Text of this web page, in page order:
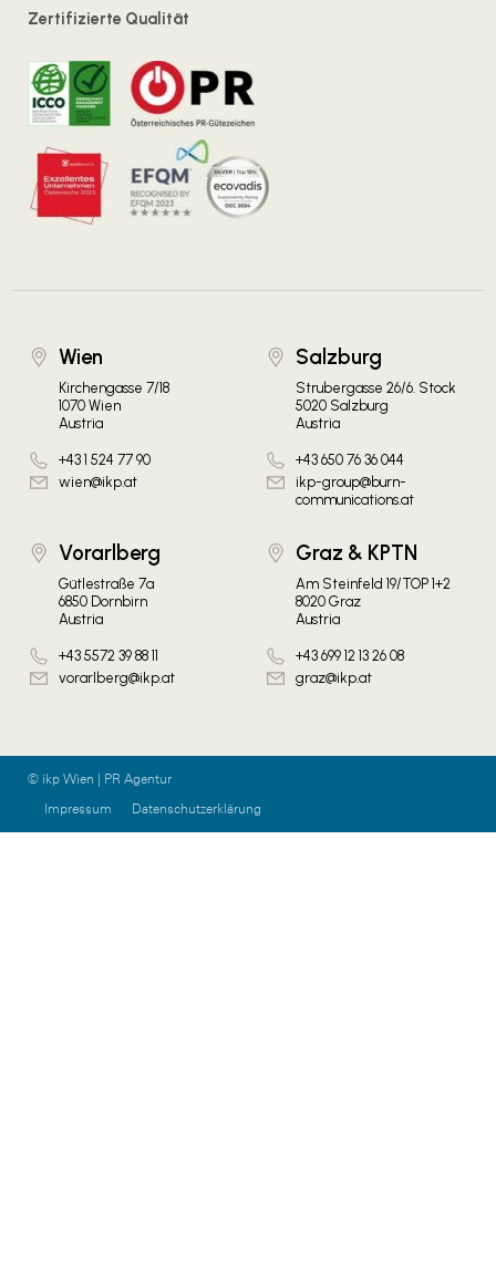
Zertifizierte Qualität
Wien
Kirchengasse 7/18
1070 Wien
Austria
+43 1 524 77 90
wien@ikp.at
Salzburg
Strubergasse 26/6. Stock
5020 Salzburg
Austria
+43 650 76 36 044
ikp-group@burn-
communications.at
Vorarlberg
Gütlestraße 7a
6850 Dornbirn
Austria
+43 5572 39 88 11
vorarlberg@ikp.at
Graz & KPTN
Am Steinfeld 19/TOP 1+2
8020 Graz
Austria
+43 699 12 13 26 08
graz@ikp.at
© ikp Wien | PR Agentur
Impressum
Datenschutzerklärung